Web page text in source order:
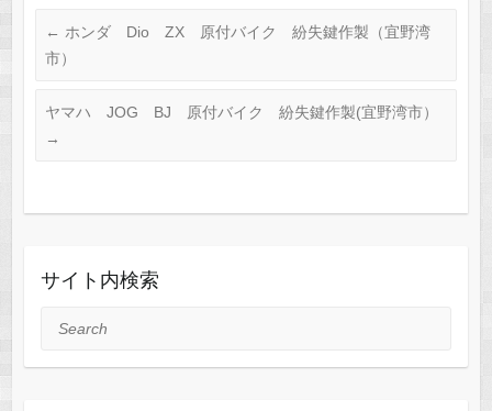
← ホンダ Dio ZX 原付バイク 紛失鍵作製（宜野湾
市）
ヤマハ JOG BJ 原付バイク 紛失鍵作製(宜野湾市）
→
サイト内検索
Search